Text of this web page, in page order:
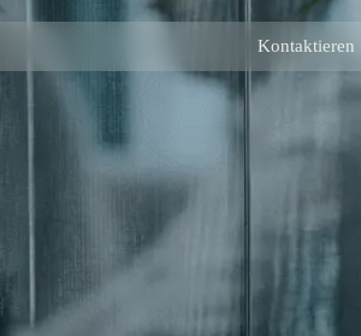
Kontaktieren